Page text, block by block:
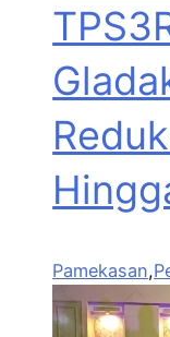
Pamekasan,